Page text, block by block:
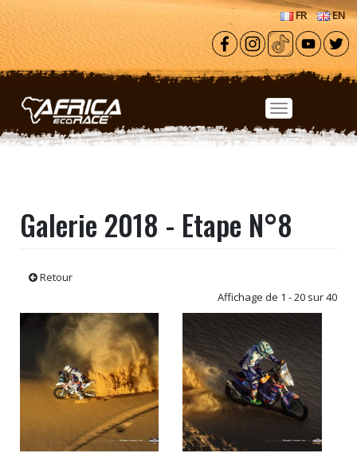
Aller au contenu principal
FR EN
Galerie 2018 - Etape N°8
Retour
Affichage de 1 - 20 sur 40